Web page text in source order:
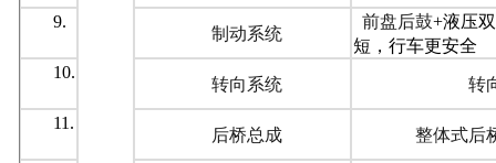
9.
制动系统
前盘后鼓+液压
短，行车更安全
10.
转向系统 转
11.
后桥总成 整体式后